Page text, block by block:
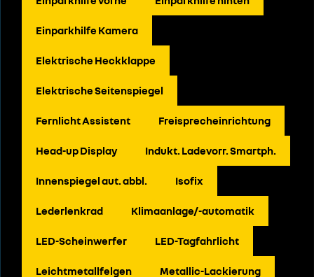
Einparkhilfe Kamera
Elektrische Heckklappe
Elektrische Seitenspiegel
Fernlicht Assistent Freisprecheinrichtung
Head-up Display Indukt. Ladevorr. Smartph.
Innenspiegel aut. abbl. Isofix
Lederlenkrad Klimaanlage/-automatik
LED-Scheinwerfer LED-Tagfahrlicht
Leichtmetallfelgen Metallic-Lackierung